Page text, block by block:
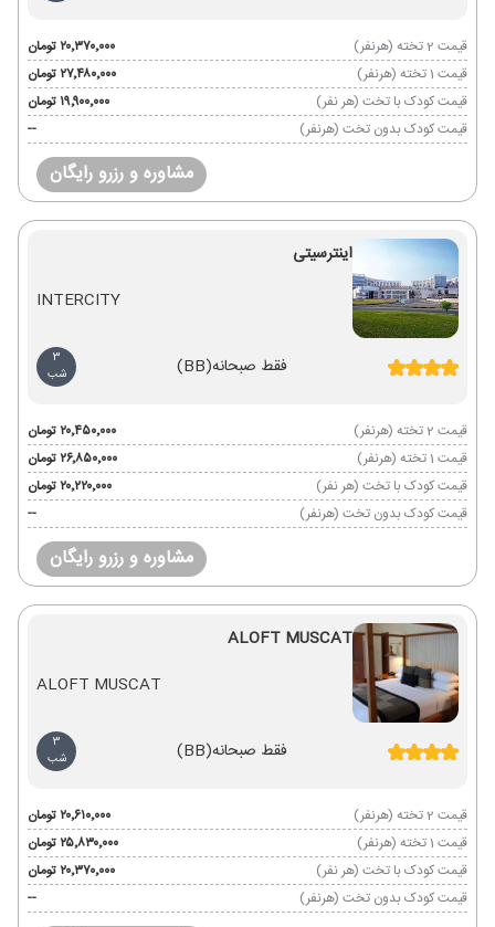
قیمت 2 تخته (هرنفر)
۲۰٬۳۷۰٬۰۰۰ تومان
قیمت 1 تخته (هرنفر)
۲۷٬۴۸۰٬۰۰۰ تومان
قیمت کودک با تخت (هر نفر)
۱۹٬۹۰۰٬۰۰۰ تومان
قیمت کودک بدون تخت (هرنفر)
--
مشاوره و رزرو رایگان
اینترسیتی
INTERCITY
فقط صبحانه(BB)
3
شب
قیمت 2 تخته (هرنفر)
۲۰٬۴۵۰٬۰۰۰ تومان
قیمت 1 تخته (هرنفر)
۲۶٬۸۵۰٬۰۰۰ تومان
قیمت کودک با تخت (هر نفر)
۲۰٬۲۲۰٬۰۰۰ تومان
قیمت کودک بدون تخت (هرنفر)
--
مشاوره و رزرو رایگان
ALOFT MUSCAT
ALOFT MUSCAT
فقط صبحانه(BB)
3
شب
قیمت 2 تخته (هرنفر)
۲۰٬۶۱۰٬۰۰۰ تومان
قیمت 1 تخته (هرنفر)
۲۵٬۸۳۰٬۰۰۰ تومان
قیمت کودک با تخت (هر نفر)
۲۰٬۳۷۰٬۰۰۰ تومان
قیمت کودک بدون تخت (هرنفر)
--